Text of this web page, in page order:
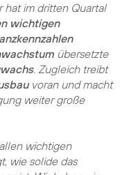
hat im dritten Quartal
wichtigen
übersetzte
. Zugleich treibt
voran und macht
weiter große
wichtigen
wie solide das